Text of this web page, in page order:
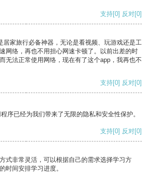
支持[0] 反对[0]
居家旅行必备神器，无论是看视频、玩游戏还是工
网络，再也不用担心网速卡顿了。以前出差的时
无法正常使用网络，现在有了这个app，我再也不
支持[0] 反对[0]
序已经为我们带来了无限的隐私和安全性保护。
支持[0] 反对[0]
式非常灵活，可以根据自己的需求选择学习方
时间安排学习进度。